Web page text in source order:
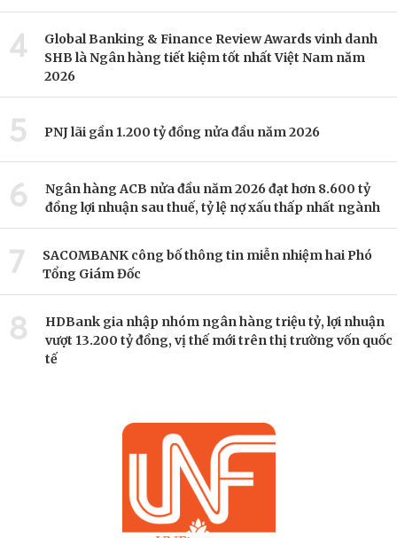
4
Global Banking & Finance Review Awards vinh danh
SHB là Ngân hàng tiết kiệm tốt nhất Việt Nam năm
2026
5 PNJ lãi gần 1.200 tỷ đồng nửa đầu năm 2026
6
Ngân hàng ACB nửa đầu năm 2026 đạt hơn 8.600 tỷ
đồng lợi nhuận sau thuế, tỷ lệ nợ xấu thấp nhất ngành
7
SACOMBANK công bố thông tin miễn nhiệm hai Phó
Tổng Giám Đốc
8
HDBank gia nhập nhóm ngân hàng triệu tỷ, lợi nhuận
vượt 13.200 tỷ đồng, vị thế mới trên thị trường vốn quốc
tế